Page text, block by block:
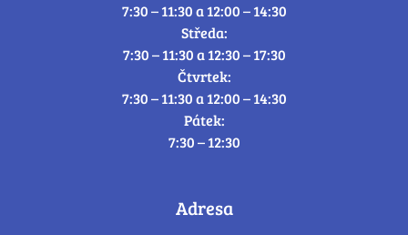
7:30 – 11:30 a 12:00 – 14:30
Středa:
7:30 – 11:30 a 12:30 – 17:30
Čtvrtek:
7:30 – 11:30 a 12:00 – 14:30
Pátek:
7:30 – 12:30
Adresa